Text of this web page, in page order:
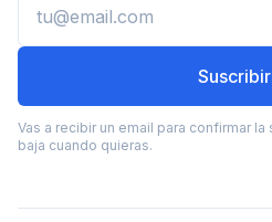
Vas a recibir un email para confirmar
baja cuando quieras.